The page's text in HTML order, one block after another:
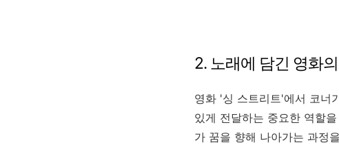
2. 노래에 담긴 영화
영화 '싱 스트리트'에서 코너
있게 전달하는 중요한 역할
가 꿈을 향해 나아가는 과정